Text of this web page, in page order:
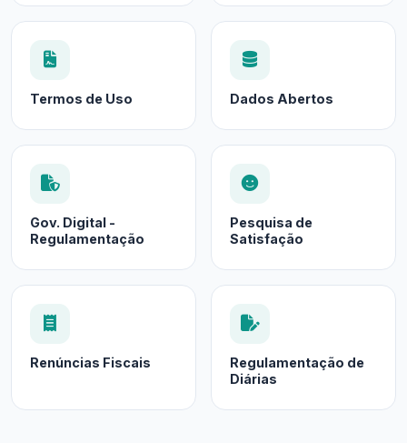
Termos de Uso Dados Abertos
Gov. Digital -
Regulamentação
Pesquisa de
Satisfação
Renúncias Fiscais
Regulamentação de
Diárias